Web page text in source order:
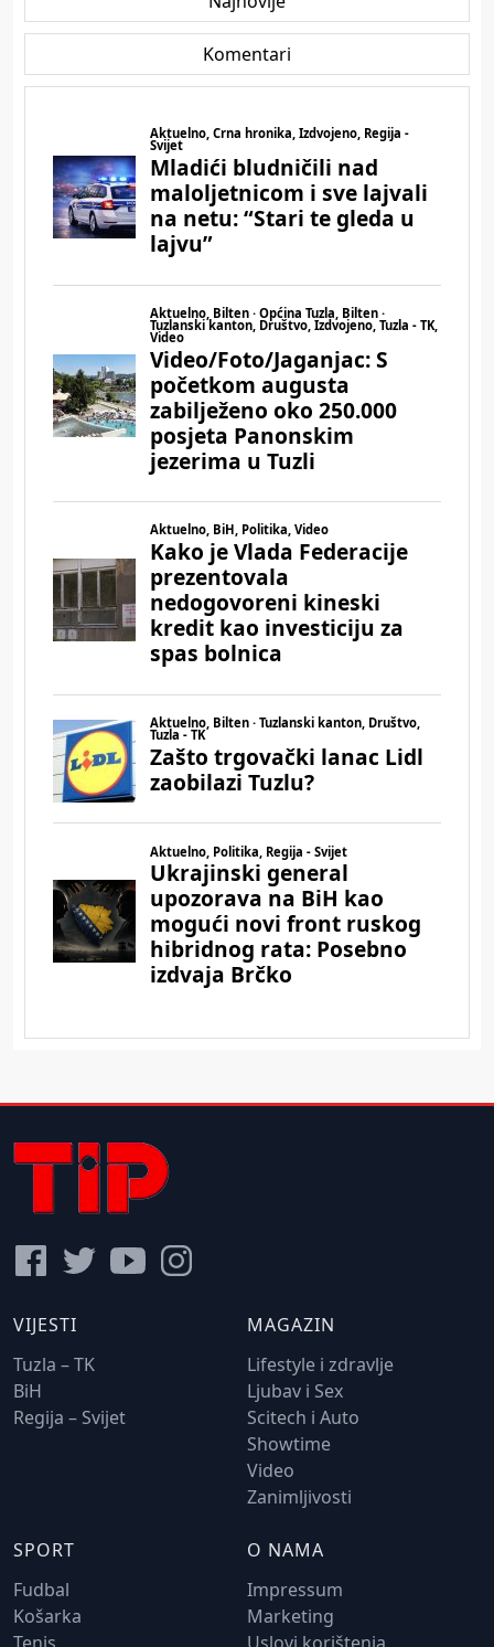
Komentari
VIJESTI
Tuzla – TK
BiH
Regija – Svijet
MAGAZIN
Lifestyle i zdravlje
Ljubav i Sex
Scitech i Auto
Showtime
Video
Zanimljivosti
SPORT
Fudbal
Košarka
O NAMA
Impressum
Marketing